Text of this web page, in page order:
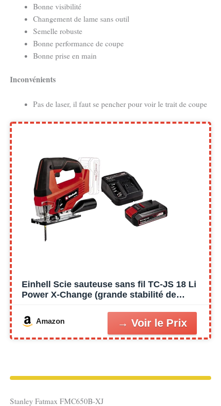
Bonne visibilité
Changement de lame sans outil
Semelle robuste
Bonne performance de coupe
Bonne prise en main
Inconvénients
Pas de laser, il faut se pencher pour voir le trait de coupe
Einhell Scie sauteuse sans fil TC-JS 18 Li
Power X-Change (grande stabilité de
activable, attache de lame universelle sans
outil) avec Chargeur et Batterie 2,5Ah
Amazon
Stanley Fatmax FMC650B-XJ